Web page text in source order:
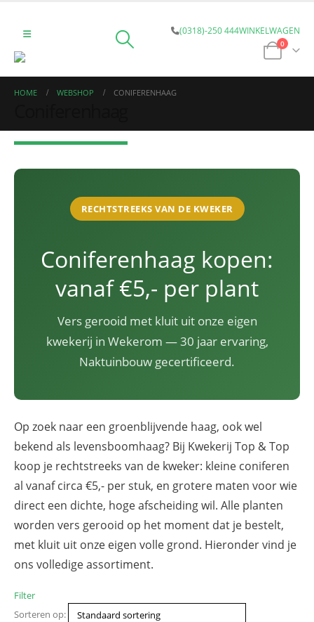
(0318)-250 444WINKELWAGEN
0
HOME WEBSHOP CONIFERENHAAG
RECHTSTREEKS VAN DE KWEKER
Coniferenhaag kopen:
vanaf €5,- per plant
Vers gerooid met kluit uit onze eigen
kwekerij in Wekerom — 30 jaar ervaring,
Naktuinbouw gecertificeerd.
Op zoek naar een groenblijvende haag, ook wel
bekend als levensboomhaag? Bij Kwekerij Top & Top
koop je rechtstreeks van de kweker: kleine coniferen
al vanaf circa €5,- per stuk, en grotere maten voor wie
direct een dichte, hoge afscheiding wil. Alle planten
worden vers gerooid op het moment dat je bestelt,
met kluit uit onze eigen volle grond. Hieronder vind je
ons volledige assortiment.
Filter
Sorteren op: